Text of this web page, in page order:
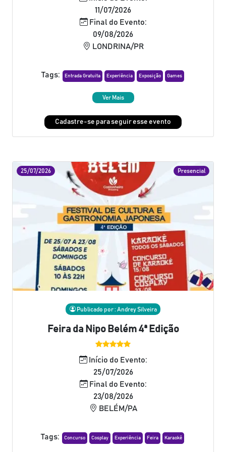
11/07/2026
Final do Evento:
09/08/2026
LONDRINA/PR
Tags: Entrada Gratuita Experiência Exposição Games
Ver Mais
Cadastre-se para seguir esse evento
Presencial
25/07/2026
Publicado por : Andrey Silveira
Feira da Nipo Belém 4ª Edição
Início do Evento:
25/07/2026
Final do Evento:
23/08/2026
BELÉM/PA
Tags: Concurso Cosplay Experiência Feira Karaokê